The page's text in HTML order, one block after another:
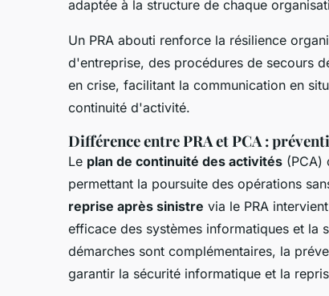
adaptée à la structure de chaque
Un PRA abouti renforce la résilience
d'entreprise, des procédures de secours
en crise, facilitant la communication en
continuité d'activité.
Différence entre PRA et PCA :
Le plan de continuité des activités (PCA)
permettant la poursuite des opérations
reprise après sinistre via le PRA
efficace des systèmes informatiques et la
démarches sont complémentaires, la
garantir la sécurité informatique et la